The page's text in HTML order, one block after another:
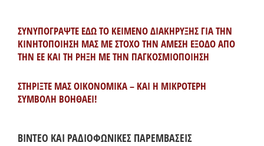
ΣΥΝΥΠΟΓΡΑΨΤΕ ΕΔΩ ΤΟ ΚΕΙΜΕΝΟ ΔΙΑΚΗΡΥΞΗΣ ΓΙΑ ΤΗΝ
ΚΙΝΗΤΟΠΟΙΗΣΗ ΜΑΣ ΜΕ ΣΤΟΧΟ ΤΗΝ ΑΜΕΣΗ ΕΞΟΔΟ ΑΠΟ
ΤΗΝ ΕΕ ΚΑΙ ΤΗ ΡΗΞΗ ΜΕ ΤΗΝ ΠΑΓΚΟΣΜΙΟΠΟΙΗΣΗ
ΣΤΗΡΙΞΤΕ ΜΑΣ ΟΙΚΟΝΟΜΙΚΑ – ΚΑΙ Η ΜΙΚΡΟΤΕΡΗ
ΣΥΜΒΟΛΗ ΒΟΗΘΑΕΙ!
ΒΙΝΤΕΟ ΚΑΙ ΡΑΔΙΟΦΩΝΙΚΕΣ ΠΑΡΕΜΒΑΣΕΙΣ